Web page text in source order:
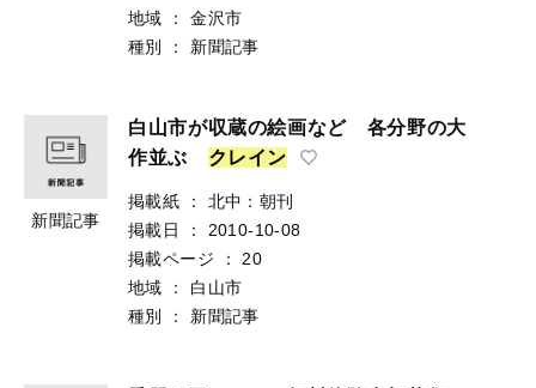
地域
：
金沢市
種別
： 新聞記事
新聞記事
白山市が収蔵の絵画など 各分野の大
作並ぶ ク レイ ン
掲載紙 ：
北中：朝刊
掲載日
：
2010-10-08
掲載ページ
：
20
地域
：
白山市
種別
： 新聞記事